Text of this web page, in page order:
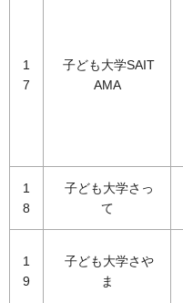
1
7
子ども大学SAIT
AMA
1
8
子ども大学さっ
て
1
9
子ども大学さや
ま